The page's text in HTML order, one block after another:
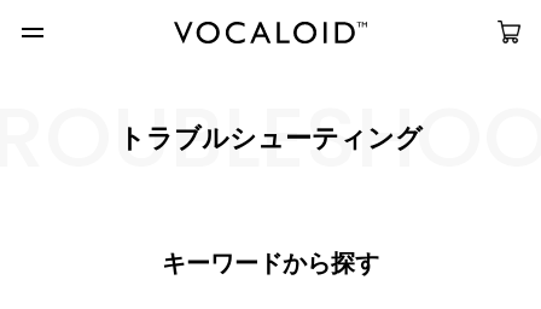
トラブルシューティング
キーワードから探す